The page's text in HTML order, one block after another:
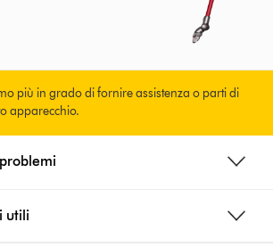
più in grado di fornire assistenza o parti di
apparecchio.
utili